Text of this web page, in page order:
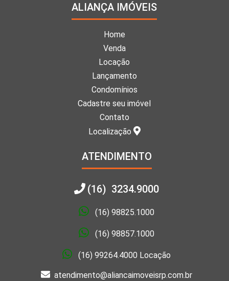
ALIANÇA IMÓVEIS
Home
Venda
Locação
Lançamento
Condomínios
Cadastre seu imóvel
Contato
Localização
ATENDIMENTO
(16) 3234.9000
(16) 98825.1000
(16) 98857.1000
(16) 99264.4000 Locação
atendimento@aliancaimoveisrp.com.br